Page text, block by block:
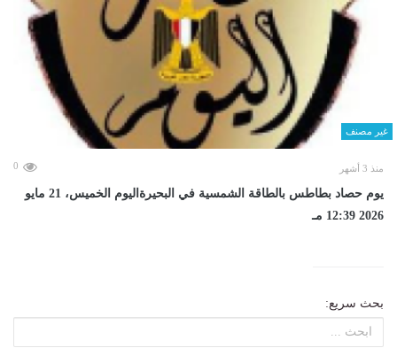
غير مصنف
منذ 3 أشهر 0
يوم حصاد بطاطس بالطاقة الشمسية في البحيرةاليوم الخميس، 21 مايو
2026 12:39 مـ
بحث سريع: